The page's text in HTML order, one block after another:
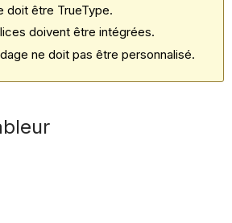
doit être TrueType.
doivent être intégrées.
ne doit pas être personnalisé.